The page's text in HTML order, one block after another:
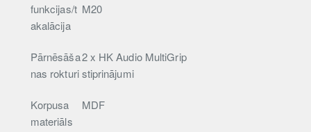
funkcijas/t
akalācija
M20
Pārnēsāša
nas rokturi
2 x HK Audio MultiGrip
stiprinājumi
Korpusa
materiāls
MDF